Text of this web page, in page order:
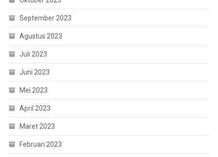
September 2023
Agustus 2023
Juli 2023
Juni 2023
Mei 2023
April 2023
Maret 2023
Februari 2023